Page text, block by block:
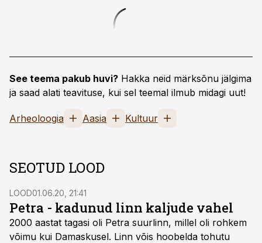
See teema pakub huvi? Hakka neid märksõnu jälgima
ja saad alati teavituse, kui sel teemal ilmub midagi uut!
Arheoloogia Aasia Kultuur
SEOTUD LOOD
LOOD01.06.20, 21:41
Petra - kadunud linn kaljude vahel
2000 aastat tagasi oli Petra suurlinn, millel oli rohkem
võimu kui Damaskusel. Linn võis hoobelda tohutu